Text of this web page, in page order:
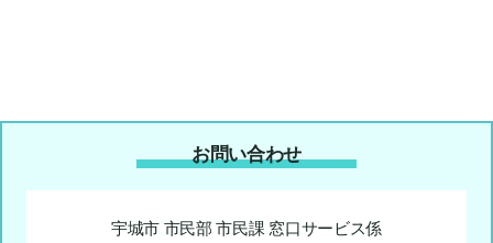
お問い合わせ
宇城市 市民部 市民課 窓口サービス係